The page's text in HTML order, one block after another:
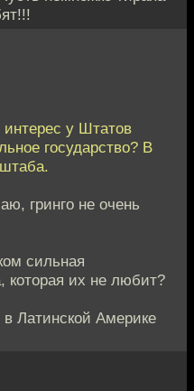
у Штатов
государство? В
гринго не очень
сильная
которая их не любит?
Латинской Америке